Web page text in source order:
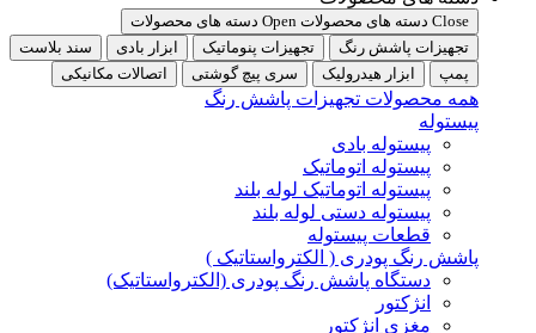
Close دسته های محصولات
Open دسته های محصولات
تجهیزات پاشش رنگ
تجهیزات پنوماتیک ابزار بادی
سند بلاست
پمپ
ابزار هیدرولیک سری پیچ گوشتی اتصالات مکانیکی
همه محصولات تجهیزات پاشش رنگ
پیستوله
پیستوله بادی
پیستوله اتوماتیک
پیستوله اتوماتیک لوله بلند
پیستوله دستی لوله بلند
قطعات پیستوله
پاشش رنگ پودری ( الکترواستاتیک )
دستگاه پاشش رنگ پودری (الکترواستاتیک)
انژکتور
مغزی انژکتور